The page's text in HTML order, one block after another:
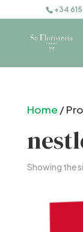
+34
Home /
Showing the